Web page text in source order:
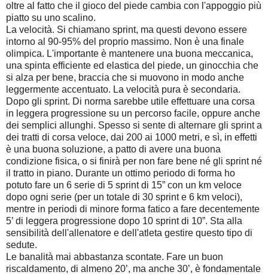
oltre al fatto che il gioco del piede cambia con l'appoggio più
piatto su uno scalino.
La velocità. Si chiamano sprint, ma questi devono essere
intorno al 90-95% del proprio massimo. Non è una finale
olimpica. L'importante è mantenere una buona meccanica,
una spinta efficiente ed elastica del piede, un ginocchia che
si alza per bene, braccia che si muovono in modo anche
leggermente accentuato. La velocità pura è secondaria.
Dopo gli sprint. Di norma sarebbe utile effettuare una corsa
in leggera progressione su un percorso facile, oppure anche
dei semplici allunghi. Spesso si sente di alternare gli sprint a
dei tratti di corsa veloce, dai 200 ai 1000 metri, e sì, in effetti
è una buona soluzione, a patto di avere una buona
condizione fisica, o si finirà per non fare bene né gli sprint né
il tratto in piano. Durante un ottimo periodo di forma ho
potuto fare un 6 serie di 5 sprint di 15” con un km veloce
dopo ogni serie (per un totale di 30 sprint e 6 km veloci),
mentre in periodi di minore forma fatico a fare decentemente
5’ di leggera progressione dopo 10 sprint di 10”. Sta alla
sensibilità dell'allenatore e dell'atleta gestire questo tipo di
sedute.
Le banalità mai abbastanza scontate. Fare un buon
riscaldamento, di almeno 20’, ma anche 30’, è fondamentale